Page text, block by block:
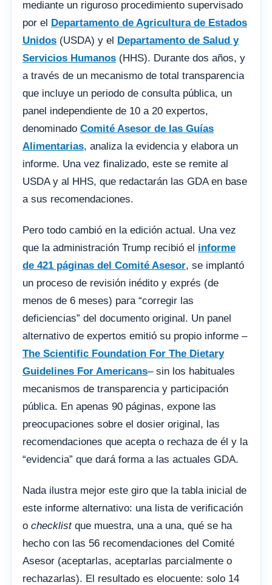
mediante un riguroso procedimiento supervisado
por el Departamento de Agricultura de Estados
Unidos (USDA) y el Departamento de Salud y
Servicios Humanos (HHS). Durante dos años, y
a través de un mecanismo de total transparencia
que incluye un periodo de consulta pública, un
panel independiente de 10 a 20 expertos,
denominado Comité Asesor de las Guías
Alimentarias, analiza la evidencia y elabora un
informe. Una vez finalizado, este se remite al
USDA y al HHS, que redactarán las GDA en base
a sus recomendaciones.
Pero todo cambió en la edición actual. Una vez
que la administración Trump recibió el informe
de 421 páginas del Comité Asesor, se implantó
un proceso de revisión inédito y exprés (de
menos de 6 meses) para “corregir las
deficiencias” del documento original. Un panel
alternativo de expertos emitió su propio informe –
The Scientific Foundation For The Dietary
Guidelines For Americans– sin los habituales
mecanismos de transparencia y participación
pública. En apenas 90 páginas, expone las
preocupaciones sobre el dosier original, las
recomendaciones que acepta o rechaza de él y la
“evidencia” que dará forma a las actuales GDA.
Nada ilustra mejor este giro que la tabla inicial de
este informe alternativo: una lista de verificación
o checklistque muestra, una a una, qué se ha
hecho con las 56 recomendaciones del Comité
Asesor (aceptarlas, aceptarlas parcialmente o
rechazarlas). El resultado es elocuente: solo 14